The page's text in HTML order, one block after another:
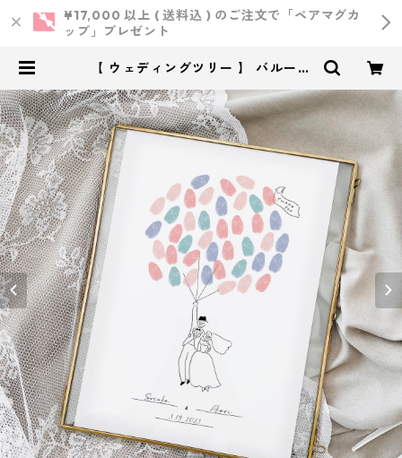
¥17,000 以上 ( 送料込 ) のご注文で「ペアマグカ
ップ」プレゼント
【 ウェディングツリー 】 バルーン
式 ウェディング | 小西製作所 ｜
ウェディング・結婚式・オリジナル
アイテム